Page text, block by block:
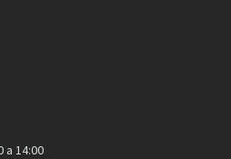
a 14:00